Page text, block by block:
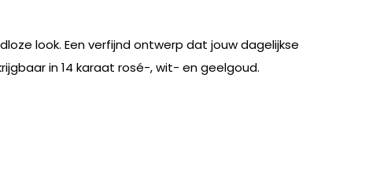
look. Een verfijnd ontwerp dat jouw dagelijkse
in 14 karaat rosé-, wit- en geelgoud.